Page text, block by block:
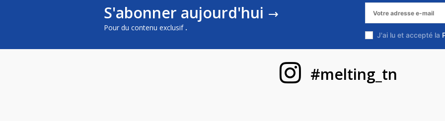
S'abonner aujourd'hui
Pour du contenu exclusif .
J'ai lu et accepté la
#melting_tn